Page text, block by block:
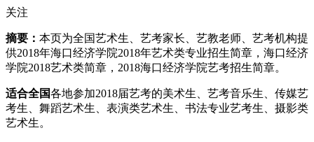
关注
摘要： 本页为全国艺术生、艺考家长、艺教老师、艺考机构提
供2018年海口经济学院2018年艺术类专业招生简章，海口经济
学院2018艺术类简章，2018海口经济学院艺考招生简章。
适合全国各地参加2018届艺考的美术生、艺考音乐生、传媒艺
考生、舞蹈艺术生、表演类艺术生、书法专业艺考生、摄影类
艺术生。